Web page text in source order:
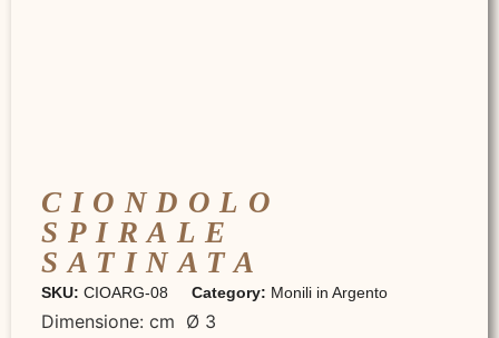
CIONDOLO
SPIRALE
SATINATA
SKU: CIOARG-08 Category: Monili in Argento
Dimensione: cm Ø 3